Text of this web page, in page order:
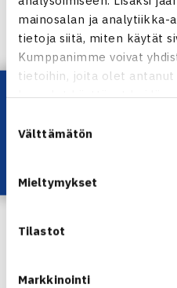
mainosalan ja
tietoja siitä, miten käytät
Kumppanimme voivat
tietoihin, joita olet
kun olet käyttänyt heidän
valinta
Välttämätön
Mieltymykset
Tilastot
Markkinointi
Brasilia (villi kortti) 62 64
Poikien nelinpeli
2.kierrosta: Kimmer
(1.) – Even Hoyt Britannia/
Banana Bowl verkossa
Lataa OmaTennis!